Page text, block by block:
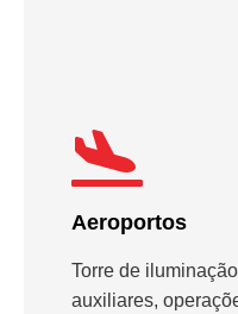
Aeroportos
Torre de
auxiliares,